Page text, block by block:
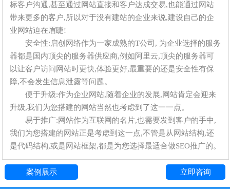
标客户沟通,甚至通过网站直接和客户达成交易,也能通过网站
带来更多的客户,所以对于没有建站的企业来说,建设自己的企
业网站迫在眉睫!
安全性:启创网络作为一家成熟的T公司, 为企业选择的服务
器都是国内顶尖的服务器供应商,例如阿里云,顶尖的服务器可
以让客户访问网站时更快,体验更好,最重要的还是安全性有保
障,不会发生信息泄露等问题。
便于升级:作为企业网站,随着企业的发展,网站肯定会迎来
升级,我们为您搭建的网站当然也考虑到了这一一点。
易于推广:网站作为互联网的名片,也需要发到客户的手中,
我们为您搭建的网站正是考虑到这一点,不管是从网站结构,还
是代码结构,或是网站框架,都是为您选择最适合做SEO推广的。
案例展示 立即咨询